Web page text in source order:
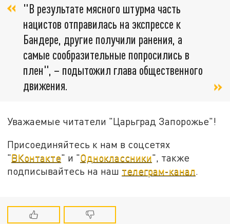
"В результате мясного штурма часть
нацистов отправилась на экспрессе к
Бандере, другие получили ранения, а
самые сообразительные попросились в
плен", – подытожил глава общественного
движения.
Уважаемые читатели "Царьград Запорожье"!
Присоединяйтесь к нам в соцсетях
"ВКонтакте" и "Одноклассники", также
подписывайтесь на наш телеграм-канал.